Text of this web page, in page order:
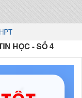
HỌC - SỐ 4